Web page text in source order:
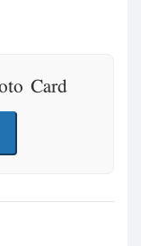
Card